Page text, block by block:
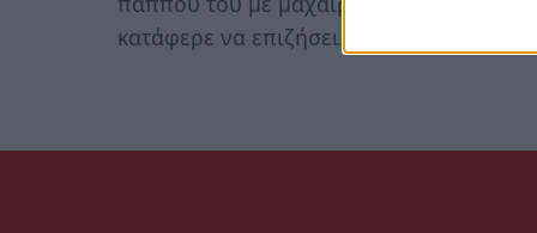
κατάφερε να επιζήσει.